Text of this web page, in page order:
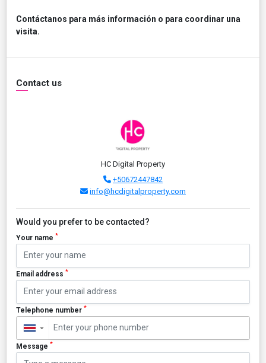
Contáctanos para más información o para coordinar una
visita.
Contact us
HC Digital Property
+50672447842
info@hcdigitalproperty.com
Would you prefer to be contacted?
Your name *
Email address *
Telephone number *
▼
Message *